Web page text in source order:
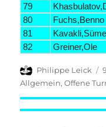
79
80
Fuchs,Benno
81
82
Greiner,Ole
Autor
Philippe Leick
Allgemein,Offene